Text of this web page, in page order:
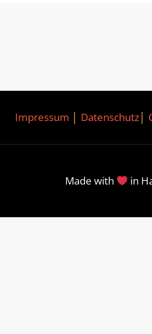
Impressum Datenschutz
Made with in